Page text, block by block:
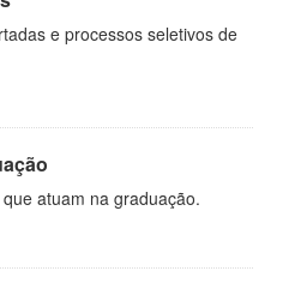
e processos seletivos de
atuam na graduação.